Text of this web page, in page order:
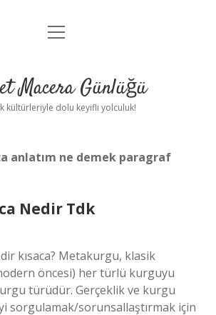
Anasayfa
Yasal Uyarı
menüyü
Macera Günlüğü
kültürleriyle dolu keyifli yolculuk!
anlatım ne demek paragraf
Nedir Tdk
kısaca? Metakurgu, klasik
öncesi) her türlü kurguyu
türüdür. Gerçeklik ve kurgu
sorgulamak/sorunsallaştırmak için